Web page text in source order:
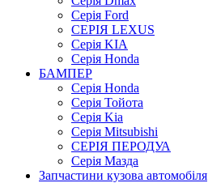
Серія Ford
СЕРІЯ LEXUS
Серія KIA
Серія Honda
БАМПЕР
Серія Honda
Серія Тойота
Серія Kia
Серія Mitsubishi
СЕРІЯ ПЕРОДУА
Серія Мазда
Запчастини кузова автомобіля